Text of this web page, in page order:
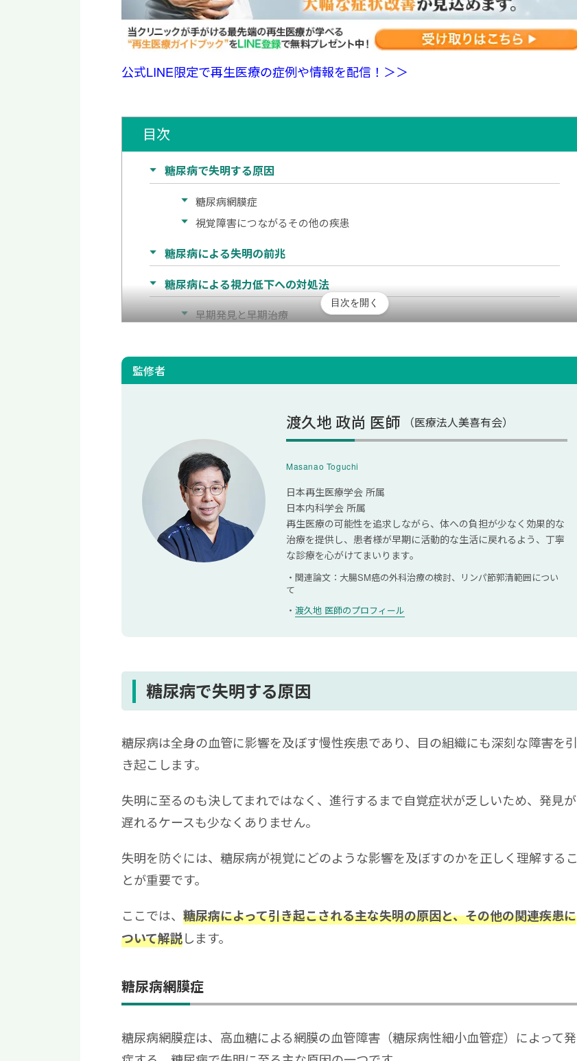
公式LINE限定で再生医療の症例や情報を配信！＞＞
目次
糖尿病で失明する原因
糖尿病網膜症
視覚障害につながるその他の疾患
糖尿病による失明の前兆
糖尿病による視力低下への対処法
早期発見と早期治療
糖尿病による失明を防ぐために必要なこと
糖尿病と失明に関するよくある質問
糖尿病網膜症の検査にはどのようなものがありますか？
糖尿病による失明は突然起こりますか？
目次を開く
監修者
渡久地 政尚 医師 （医療法人美喜有会）
Masanao Toguchi
日本再生医療学会 所属
日本内科学会 所属
再生医療の可能性を追求しながら、体への負担が少なく効果的な
治療を提供し、患者様が早期に活動的な生活に戻れるよう、丁寧
な診療を心がけてまいります。
関連論文：大腸SM癌の外科治療の検討、リンパ節郭清範囲につい
て
渡久地 医師のプロフィール
糖尿病で失明する原因
糖尿病は全身の血管に影響を及ぼす慢性疾患であり、目の組織にも深刻な障害を引
き起こします。
失明に至るのも決してまれではなく、進行するまで自覚症状が乏しいため、発見が
遅れるケースも少なくありません。
失明を防ぐには、糖尿病が視覚にどのような影響を及ぼすのかを正しく理解するこ
とが重要です。
ここでは、 糖尿病によって引き起こされる主な失明の原因と、その他の関連疾患に
ついて解説します。
糖尿病網膜症
糖尿病網膜症は、高血糖による網膜の血管障害（糖尿病性細小血管症）によって発